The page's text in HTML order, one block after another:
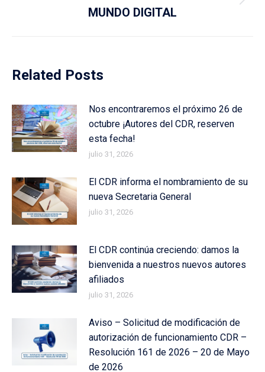
post:
MUNDO DIGITAL
Related Posts
Nos encontraremos el próximo 26 de
octubre ¡Autores del CDR, reserven
esta fecha!
julio 31, 2026
El CDR informa el nombramiento de su
nueva Secretaria General
julio 31, 2026
El CDR continúa creciendo: damos la
bienvenida a nuestros nuevos autores
afiliados
julio 31, 2026
Aviso – Solicitud de modificación de
autorización de funcionamiento CDR –
Resolución 161 de 2026 – 20 de Mayo
de 2026